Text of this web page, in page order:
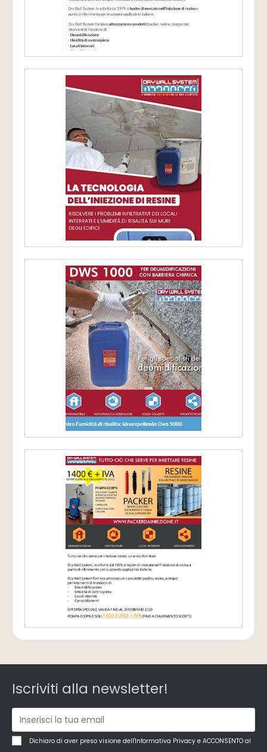
Iscriviti alla newsletter!
Dichiaro di aver preso visione dell'Informativa Privacy e ACCONSENTO al